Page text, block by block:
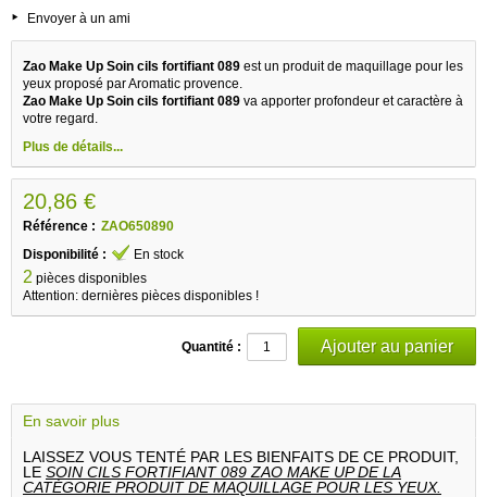
Envoyer à un ami
Zao Make Up Soin cils fortifiant 089 est un produit de maquillage pour les
yeux proposé par Aromatic provence.
Zao Make Up Soin cils fortifiant 089 va apporter profondeur et caractère à
votre regard.
Plus de détails...
20,86 €
Référence : ZAO650890
Disponibilité :
En stock
2 pièces disponibles
Attention: dernières pièces disponibles !
Quantité :
En savoir plus
LAISSEZ VOUS TENTÉ PAR LES BIENFAITS DE CE PRODUIT,
LE SOIN CILS FORTIFIANT 089 ZAO MAKE UP DE LA
CATÉGORIE PRODUIT DE MAQUILLAGE POUR LES YEUX.